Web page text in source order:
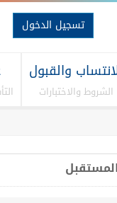
تسجيل الدخول
والقبول
الشروط والاختبارات